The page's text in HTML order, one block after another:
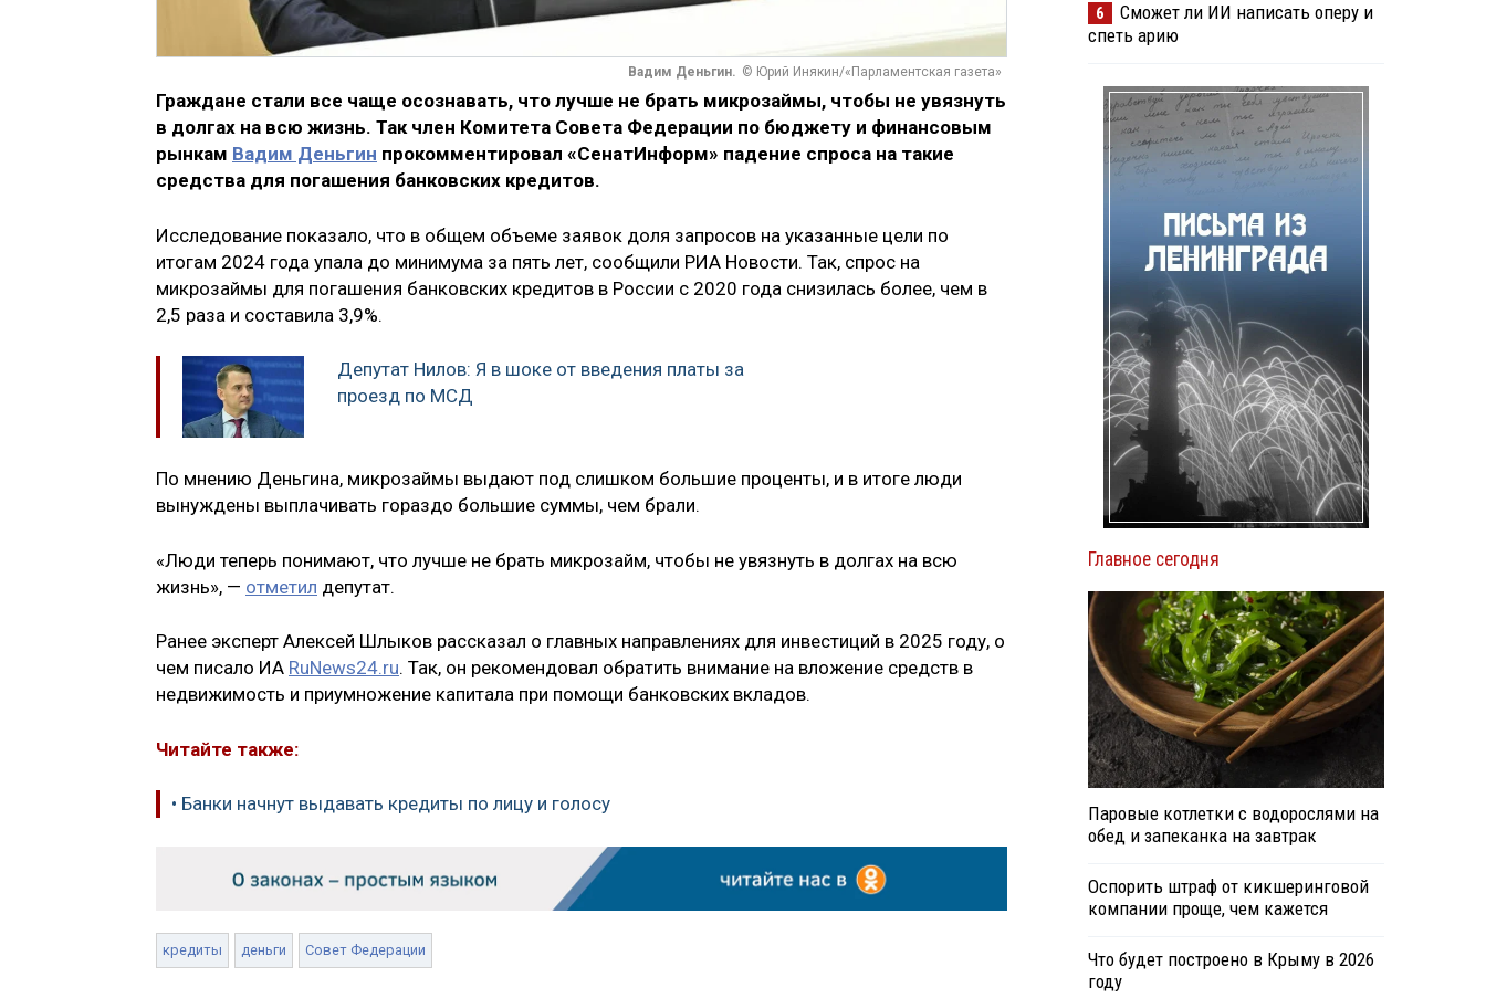
Вадим Деньгин. © Юрий Инякин/«Парламентская газета»
Граждане стали все чаще осознавать, что лучше не брать микрозаймы, чтобы не увязнуть
в долгах на всю жизнь. Так член Комитета Совета Федерации по бюджету и финансовым
рынкам Вадим Деньгин прокомментировал «СенатИнформ» падение спроса на такие
средства для погашения банковских кредитов.
Исследование показало, что в общем объеме заявок доля запросов на указанные цели по
итогам 2024 года упала до минимума за пять лет, сообщили РИА Новости. Так, спрос на
микрозаймы для погашения банковских кредитов в России с 2020 года снизилась более, чем в
2,5 раза и составила 3,9%.
Депутат Нилов: Я в шоке от введения платы за
проезд по МСД
По мнению Деньгина, микрозаймы выдают под слишком большие проценты, и в итоге люди
вынуждены выплачивать гораздо большие суммы, чем брали.
«Люди теперь понимают, что лучше не брать микрозайм, чтобы не увязнуть в долгах на всю
жизнь», — отметил депутат.
Ранее эксперт Алексей Шлыков рассказал о главных направлениях для инвестиций в 2025 году, о
чем писало ИА RuNews24.ru. Так, он рекомендовал обратить внимание на вложение средств в
недвижимость и приумножение капитала при помощи банковских вкладов.
Читайте также:
• Банки начнут выдавать кредиты по лицу и голосу
кредиты деньги Совет Федерации
6
Сможет ли ИИ написать оперу и
спеть арию
Главное сегодня
Паровые котлетки с водорослями на
обед и запеканка на завтрак
Оспорить штраф от кикшеринговой
компании проще, чем кажется
Что будет построено в Крыму в 2026
году